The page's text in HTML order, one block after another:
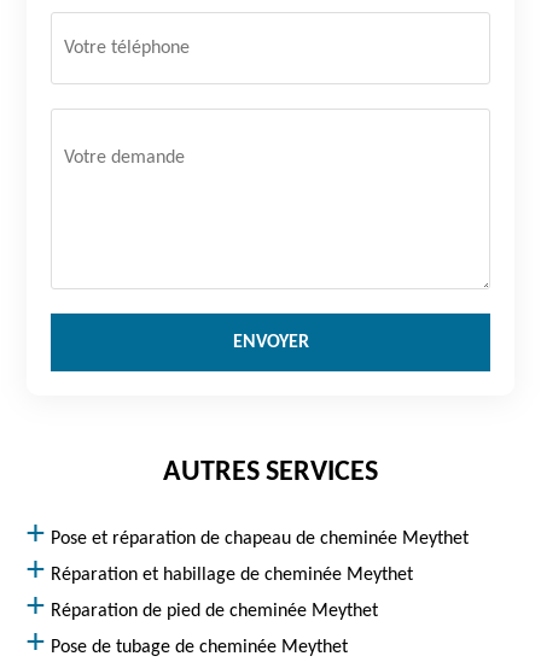
AUTRES SERVICES
Pose et réparation de chapeau de cheminée Meythet
Réparation et habillage de cheminée Meythet
Réparation de pied de cheminée Meythet
Pose de tubage de cheminée Meythet